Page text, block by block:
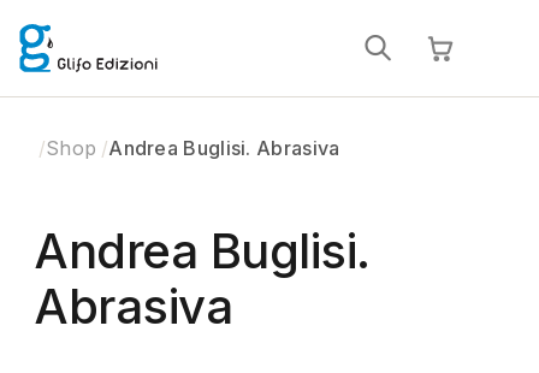
Shop Andrea Buglisi. Abrasiva
Andrea Buglisi.
Abrasiva